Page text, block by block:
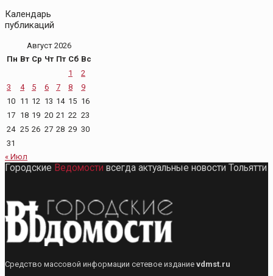
Календарь
публикаций
Август 2026
Пн Вт Ср Чт Пт Сб Вс
1
2
3
4 5 6 7 8
9
10 11 12 13 14 15 16
17 18 19 20 21 22 23
24 25 26 27 28 29 30
31
« Июл
Городские Ведомости всегда актуальные новости Тольятти
Средство массовой информации сетевое издание vdmst.ru